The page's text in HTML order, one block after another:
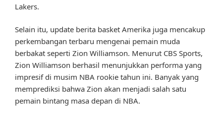
Lakers.
Selain itu, update berita basket Amerika juga mencakup
perkembangan terbaru mengenai pemain muda
berbakat seperti Zion Williamson. Menurut CBS Sports,
Zion Williamson berhasil menunjukkan performa yang
impresif di musim NBA rookie tahun ini. Banyak yang
memprediksi bahwa Zion akan menjadi salah satu
pemain bintang masa depan di NBA.